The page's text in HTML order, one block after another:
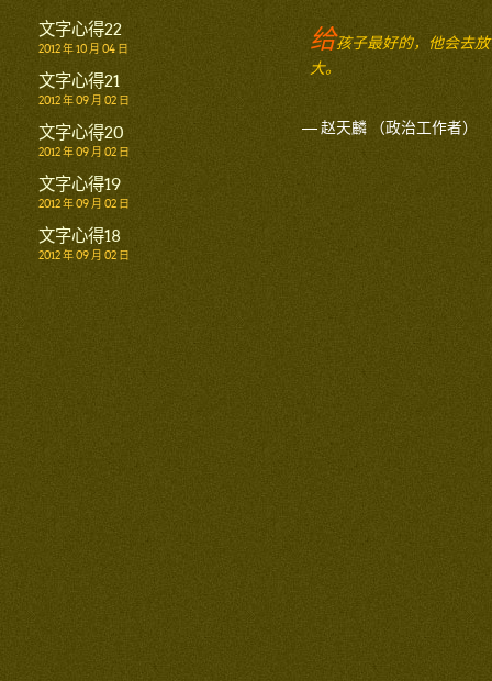
文字心得22
2012 年 10 月 04 日
文字心得21
2012 年 09 月 02 日
文字心得20
2012 年 09 月 02 日
文字心得19
2012 年 09 月 02 日
文字心得18
2012 年 09 月 02 日
给孩子最好的，他会去放
大。
— 赵天麟 （政治工作者）